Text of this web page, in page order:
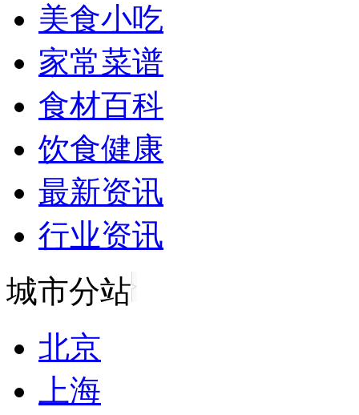
美食小吃
家常菜谱
食材百科
饮食健康
最新资讯
行业资讯
城市分站
北京
上海